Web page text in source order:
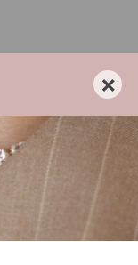
+ $160.000
Anillos Sale
×